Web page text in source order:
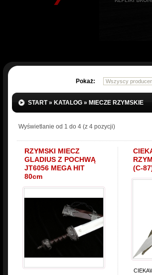
Pokaż:
START» KATALOG » MIECZE RZYMSKIE
Wyświetlanie od 1 do 4 (z 4 pozycji)
RZYMSKI MIECZ
GLADIUS Z POCHWĄ
JT6056 MEGA HIT
80cm
(C-